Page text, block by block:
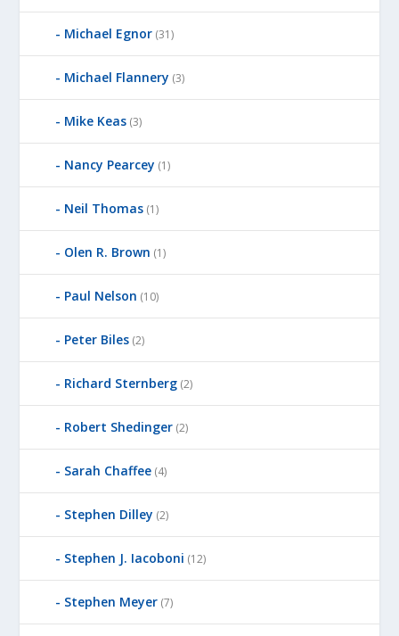
Michael Egnor (31)
Michael Flannery (3)
Mike Keas (3)
Nancy Pearcey (1)
Neil Thomas (1)
Olen R. Brown (1)
Paul Nelson (10)
Peter Biles (2)
Richard Sternberg (2)
Robert Shedinger (2)
Sarah Chaffee (4)
Stephen Dilley (2)
Stephen J. Iacoboni (12)
Stephen Meyer (7)